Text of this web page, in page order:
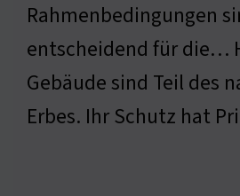
Rahmenbedingungen
entscheidend für die…
Gebäude sind Teil des
Erbes. Ihr Schutz hat